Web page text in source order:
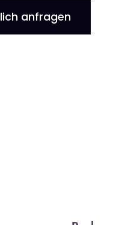
anfragen